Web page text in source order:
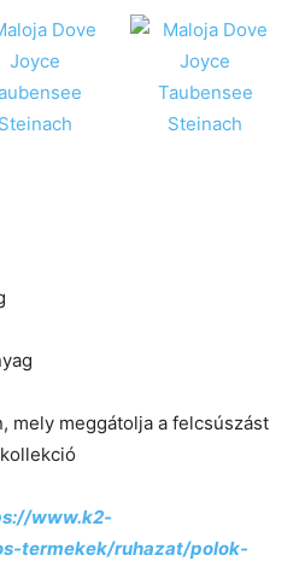
mely meggátolja a felcsúszást
www.k2-
termekek/ruhazat/polok-